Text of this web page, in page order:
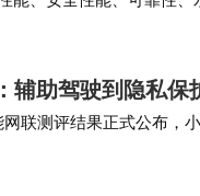
质检；二看技术覆盖度
辅助驾驶到隐私保
联测评结果正式公布，
。自动泊车适配窄车位